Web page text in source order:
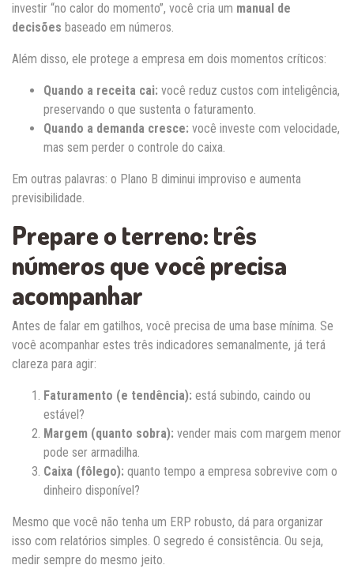
investir “no calor do momento”, você cria um manual de
decisões baseado em números.
Além disso, ele protege a empresa em dois momentos críticos:
Quando a receita cai: você reduz custos com inteligência,
preservando o que sustenta o faturamento.
Quando a demanda cresce: você investe com velocidade,
mas sem perder o controle do caixa.
Em outras palavras: o Plano B diminui improviso e aumenta
previsibilidade.
Prepare o terreno: três
números que você precisa
acompanhar
Antes de falar em gatilhos, você precisa de uma base mínima. Se
você acompanhar estes três indicadores semanalmente, já terá
clareza para agir:
Faturamento (e tendência): está subindo, caindo ou
estável?
Margem (quanto sobra): vender mais com margem menor
pode ser armadilha.
Caixa (fôlego): quanto tempo a empresa sobrevive com o
dinheiro disponível?
Mesmo que você não tenha um ERP robusto, dá para organizar
isso com relatórios simples. O segredo é consistência. Ou seja,
medir sempre do mesmo jeito.